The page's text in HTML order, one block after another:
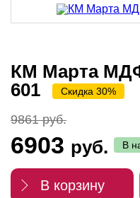
КМ Марта
601
Скидка 30%
9861 руб.
6903 руб. В
В корзину